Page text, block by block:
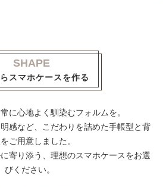
SHAPE
スマホケースを作る
に心地よく馴染むフォルムを。
感など、こだわりを詰めた手帳型と背
ご用意しました。
寄り添う、理想のスマホケースをお選
びください。